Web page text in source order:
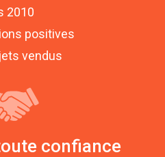
2010
positives
vendus
confiance